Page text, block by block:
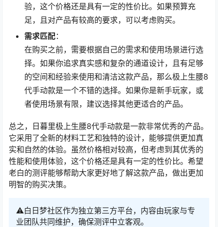
验，这个价格还是具有一定的性价比。如果预算充
足，且对产品有较高的要求，可以考虑购买。
需求匹配：
在购买之前，需要根据自己的需求和使用场景进行选
择。如果你追求真实感和复杂的通道设计，且有足够
的空间和经验来使用和清洁这款产品，那么极上生腰8
代手动款是一个不错的选择。如果你是新手玩家，或
者使用场景有限，建议选择其他更适合的产品。
总之，日暮里极上生腰8代手动款是一款非常优秀的产品。
它采用了全新的材料工艺和独特的设计，能够提供更加真
实和自然的体验。虽然价格相对较高，但考虑到其优秀的
性能和使用体验，这个价格还是具有一定的性价比。希望
老白的测评能够帮助大家更好地了解这款产品，做出更加
明智的购买决策。
⚠️白日梦社区作为独立第三方平台，内容由玩家与专
业团队共同维护，确保测评中立客观。